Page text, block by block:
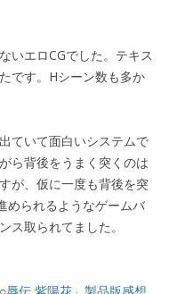
いエロCGでした。テキス
です。Hシーン数も多か
ていて面白いシステムで
ら背後をうまく突くのは
が、仮に一度も背後を突
められるようなゲームバ
ス取られてました。